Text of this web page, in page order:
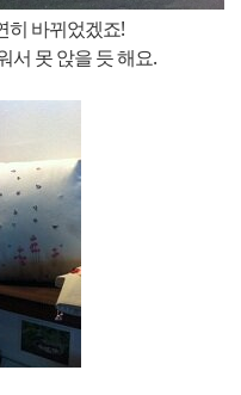
히 바뀌었겠죠!
서 못 앉을 듯 해요.